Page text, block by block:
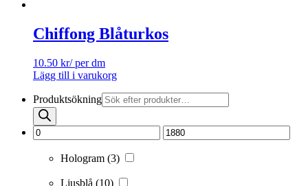
Chiffong Blåturkos
10.50 kr/ per dm
Lägg till i varukorg
Produktsökning
Hologram (3)
Ljusblå (10)